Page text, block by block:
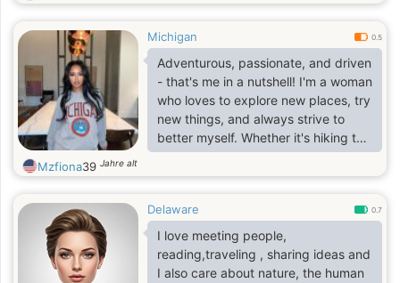
Michigan 0.5
Adventurous, passionate, and driven
- that's me in a nutshell! I'm a woman
who loves to explore new places, try
new things, and always strive to
better myself. Whether it's hiking to
a scenic viewpoint, cooking a new
recipe, or delving into a good book,
expand my horizons and experience
life to the fullest.
Mzfiona39 Jahre alt
Delaware 0.7
I love meeting people,
reading,traveling , sharing ideas and
I also care about nature, the human